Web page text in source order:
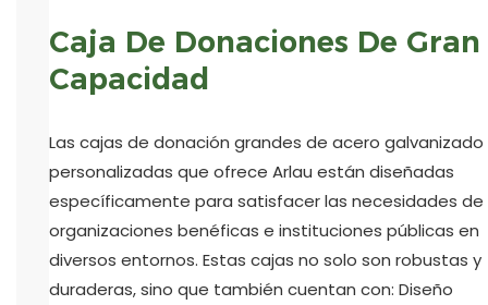
Caja De Donaciones De Gran
Capacidad
Las cajas de donación grandes de acero galvanizado
personalizadas que ofrece Arlau están diseñadas
específicamente para satisfacer las necesidades de
organizaciones benéficas e instituciones públicas en
diversos entornos. Estas cajas no solo son robustas y
duraderas, sino que también cuentan con: Diseño